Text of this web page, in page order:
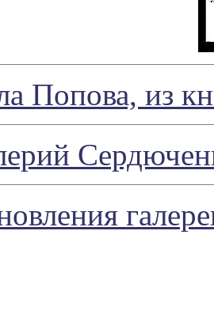
Попова, из